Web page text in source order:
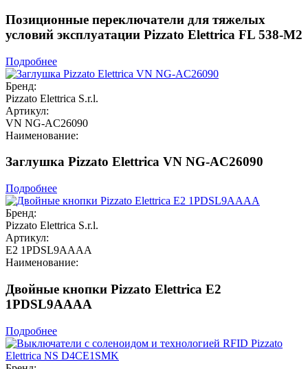
Позиционные переключатели для тяжелых
условий эксплуатации Pizzato Elettrica FL 538-M2
Подробнее
Бренд:
Pizzato Elettrica S.r.l.
Артикул:
VN NG-AC26090
Наименование:
Заглушка Pizzato Elettrica VN NG-AC26090
Подробнее
Бренд:
Pizzato Elettrica S.r.l.
Артикул:
E2 1PDSL9AAAA
Наименование:
Двойные кнопки Pizzato Elettrica E2
1PDSL9AAAA
Подробнее